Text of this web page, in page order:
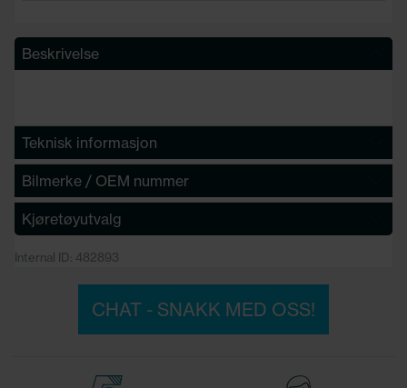
Beskrivelse
Teknisk informasjon
Bilmerke / OEM nummer
Kjøretøyutvalg
Internal ID: 482893
CHAT - SNAKK MED OSS!